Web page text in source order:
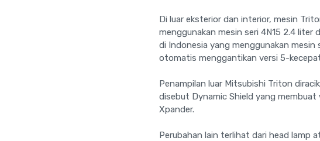
Di luar eksterior dan interior, mesin
menggunakan mesin seri 4N15 2.4 liter
di Indonesia yang menggunakan
otomatis menggantikan versi 5-
Penampilan luar Mitsubishi Triton
disebut Dynamic Shield yang membuat
Xpander.
Perubahan lain terlihat dari head lamp